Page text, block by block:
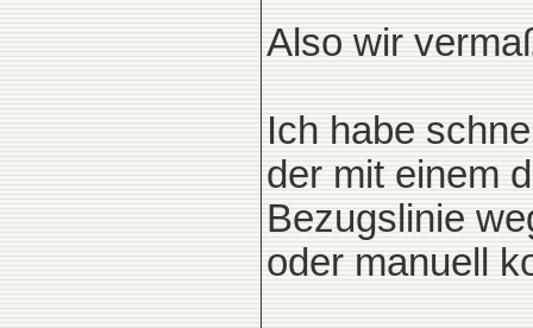
Also wir
Ich habe
der mit einem
Bezugslinie
oder manuell